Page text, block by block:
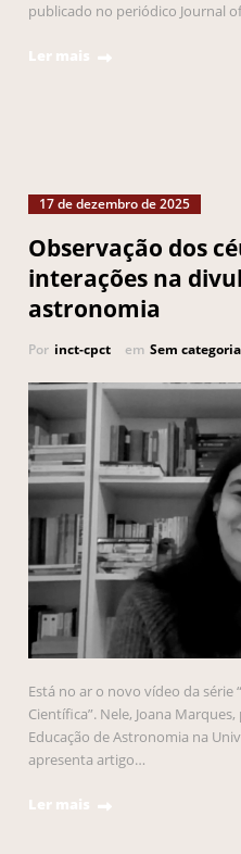
publicado no periódico Journal
Ler mais
17 de dezembro de 2025
Observação dos
interações na
astronomia
Por inct-cpct em Sem categoria
Está no ar o novo vídeo da série
Científica”. Nele, Joana
Educação de Astronomia na
apresenta artigo…
Ler mais